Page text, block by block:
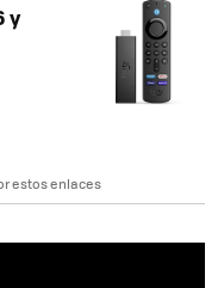
y
estos enlaces